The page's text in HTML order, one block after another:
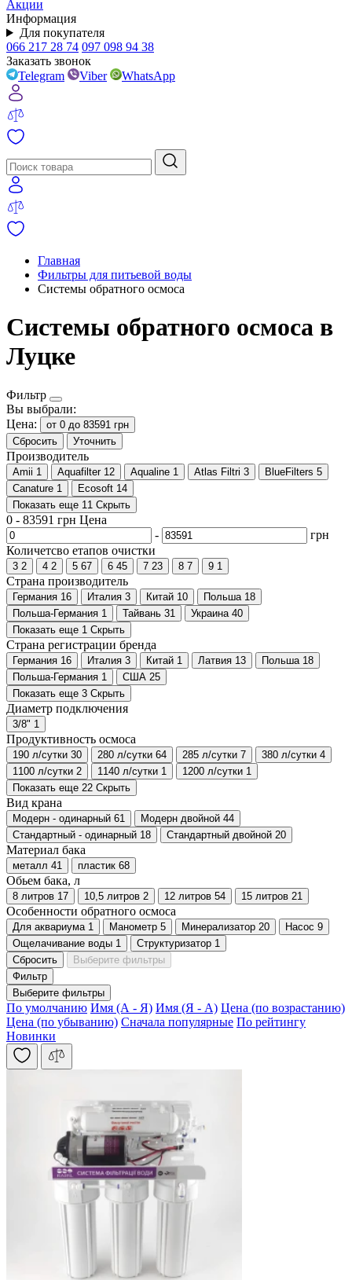
Акции
Информация
Для покупателя
066 217 28 74 097 098 94 38
Заказать звонок
Telegram
Viber WhatsApp
Главная
Фильтры для питьевой воды
Системы обратного осмоса
Системы обратного осмоса в
Луцке
Фильтр
Вы выбрали:
Цена:
от 0 до 83591 грн
Сбросить
Уточнить
Производитель
Amii 1 Aquafilter 12 Aqualine 1 Atlas Filtri 3 BlueFilters 5
Canature 1 Ecosoft 14
Показать еще 11 Скрыть
0 - 83591 грн Цена
-
грн
Количетсво етапов очистки
3 2 4 2 5 67 6 45 7 23 8 7 9 1
Страна производитель
Германия 16 Италия 3 Китай 10 Польша 18
Польша-Германия 1 Тайвань 31 Украина 40
Показать еще 1 Скрыть
Страна регистрации бренда
Германия 16 Италия 3 Китай 1 Латвия 13 Польша 18
Польша-Германия 1 США 25
Показать еще 3 Скрыть
Диаметр подключения
3/8" 1
Продуктивность осмоса
190 л/сутки 30 280 л/сутки 64 285 л/сутки 7 380 л/сутки 4
1100 л/сутки 2 1140 л/сутки 1 1200 л/сутки 1
Показать еще 22 Скрыть
Вид крана
Модерн - одинарный 61 Модерн двойной 44
Стандартный - одинарный 18 Стандартный двойной 20
Материал бака
металл 41 пластик 68
Обьем бака, л
8 литров 17 10,5 литров 2 12 литров 54 15 литров 21
Особенности обратного осмоса
Для аквариума 1 Манометр 5 Минерализатор 20 Насос 9
Ощелачивание воды 1 Структуризатор 1
Сбросить
Выберите фильтры
Фильтр
Выберите фильтры
По умолчанию Имя (А - Я) Имя (Я - А) Цена (по возрастанию)
Цена (по убыванию) Сначала популярные По рейтингу
Новинки